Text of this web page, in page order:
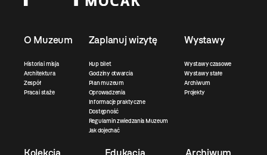
O Muzeum
Historia i misja
Architektura
Zespół
Praca i staże
Zaplanuj wizytę
Kup bilet
Godziny otwarcia
Plan muzeum
Oprowadzenia
Informacje praktyczne
Dostępność
Regulamin zwiedzania Muzeum
Jak dojechać
Wystawy
Wystawy czasowe
Wystawy stałe
Archiwum
Projekty
Kolekcja Edukacja Archiwum